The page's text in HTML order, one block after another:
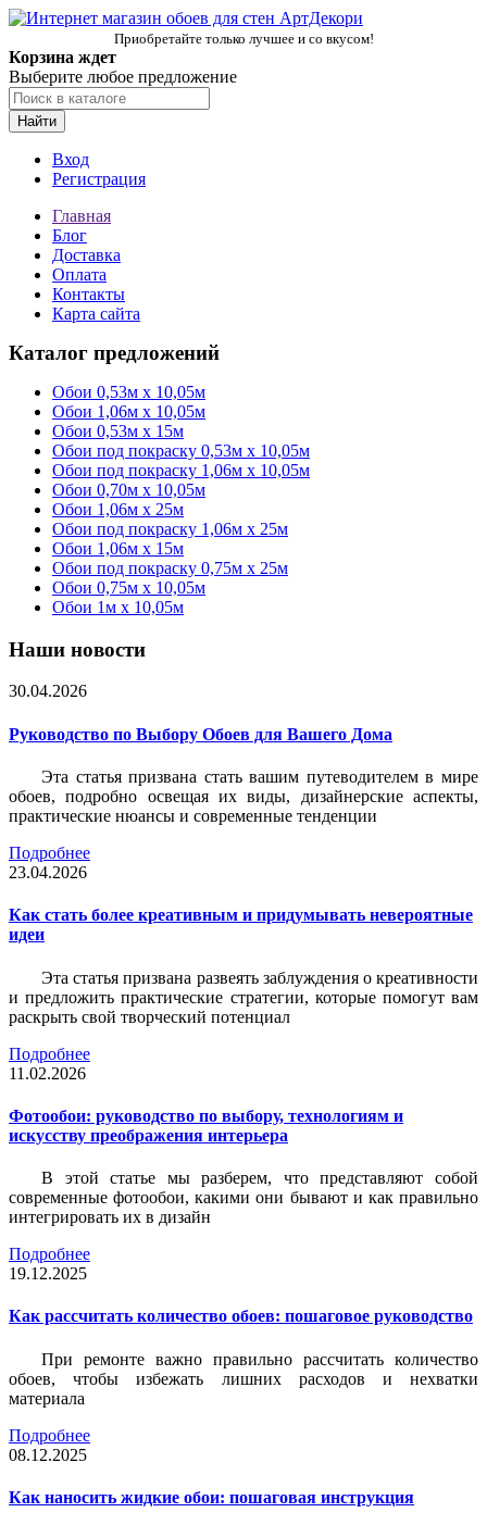
Приобретайте только лучшее и со вкусом!
Корзина ждет
Выберите любое предложение
Найти
Вход
Регистрация
Главная
Блог
Доставка
Оплата
Контакты
Карта сайта
Каталог предложений
Обои 0,53м x 10,05м
Обои 1,06м х 10,05м
Обои 0,53м x 15м
Обои под покраску 0,53м x 10,05м
Обои под покраску 1,06м х 10,05м
Обои 0,70м x 10,05м
Обои 1,06м x 25м
Обои под покраску 1,06м x 25м
Обои 1,06м x 15м
Обои под покраску 0,75м x 25м
Обои 0,75м x 10,05м
Обои 1м х 10,05м
Наши новости
30.04.2026
Руководство по Выбору Обоев для Вашего Дома
Эта статья призвана стать вашим путеводителем в мире
обоев, подробно освещая их виды, дизайнерские аспекты,
практические нюансы и современные тенденции
Подробнее
23.04.2026
Как стать более креативным и придумывать невероятные
идеи
Эта статья призвана развеять заблуждения о креативности
и предложить практические стратегии, которые помогут вам
раскрыть свой творческий потенциал
Подробнее
11.02.2026
Фотообои: руководство по выбору, технологиям и
искусству преображения интерьера
В этой статье мы разберем, что представляют собой
современные фотообои, какими они бывают и как правильно
интегрировать их в дизайн
Подробнее
19.12.2025
Как рассчитать количество обоев: пошаговое руководство
При ремонте важно правильно рассчитать количество
обоев, чтобы избежать лишних расходов и нехватки
материала
Подробнее
08.12.2025
Как наносить жидкие обои: пошаговая инструкция